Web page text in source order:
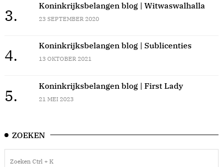
3.
Koninkrijksbelangen blog | Witwaswalhalla
23 SEPTEMBER 2020
4.
Koninkrijksbelangen blog | Sublicenties
13 OKTOBER 2021
5.
Koninkrijksbelangen blog | First Lady
21 MEI 2023
ZOEKEN